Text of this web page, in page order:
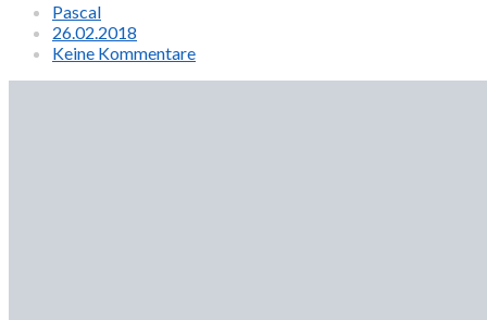
Pascal
26.02.2018
Keine Kommentare